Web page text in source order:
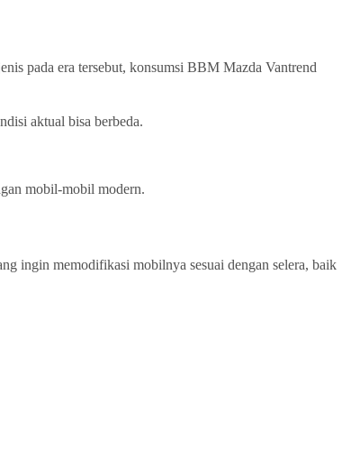
pada era tersebut, konsumsi BBM Mazda Vantrend
aktual bisa berbeda.
mobil-mobil modern.
ingin memodifikasi mobilnya sesuai dengan selera, baik